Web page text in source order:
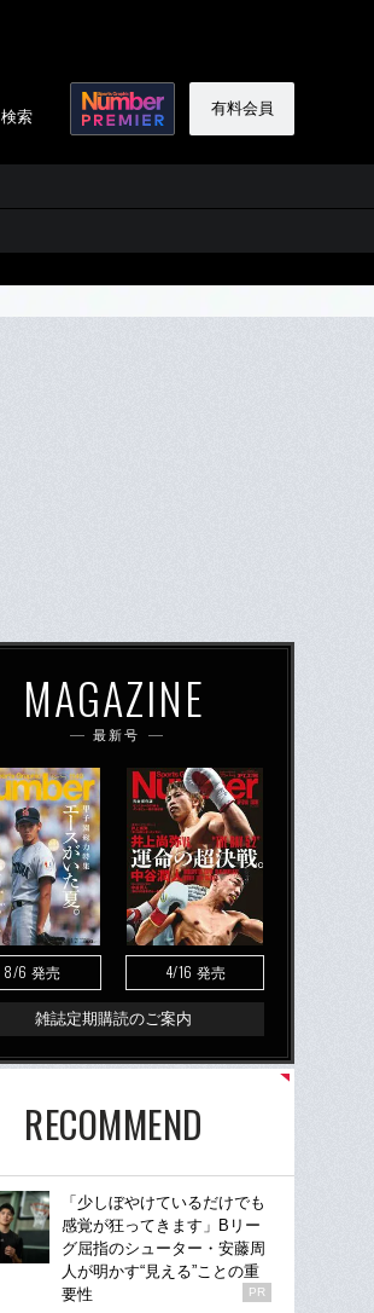
検索 有料会員
MAGAZINE
最新号
8/6 発売 4/16 発売
雑誌定期購読のご案内
RECOMMEND
「少しぼやけているだけでも
感覚が狂ってきます」Bリー
グ屈指のシューター・安藤周
人が明かす“見える”ことの重
要性
PR